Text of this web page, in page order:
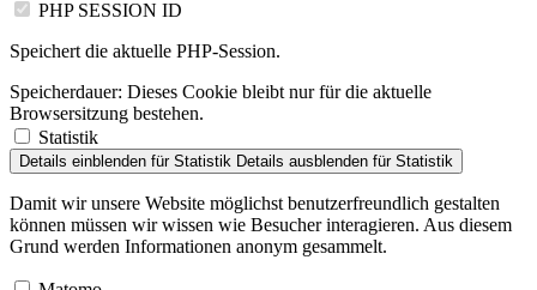
Browsersitzung bestehen.
Statistik
Details einblenden
Damit wir unsere Website möglichst benutzerfreundlich gestalten
können müssen wir wissen wie Besucher interagieren. Aus diesem
Grund werden Informationen anonym gesammelt.